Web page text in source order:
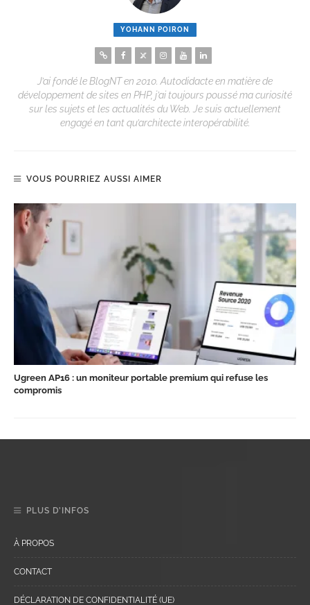
YOHANN POIRON
J’ai fondé le BlogNT en 2010. Autodidacte en matière de
développement de sites en PHP, j’ai toujours poussé ma curiosité
sur les sujets et les actualités du Web. Je suis actuellement
engagé en tant qu’architecte interopérabilité.
VOUS POURRIEZ AUSSI AIMER
Ugreen AP16 : un moniteur portable premium qui refuse les
compromis
PLUS D’INFOS
À PROPOS
CONTACT
DÉCLARATION DE CONFIDENTIALITÉ (UE)